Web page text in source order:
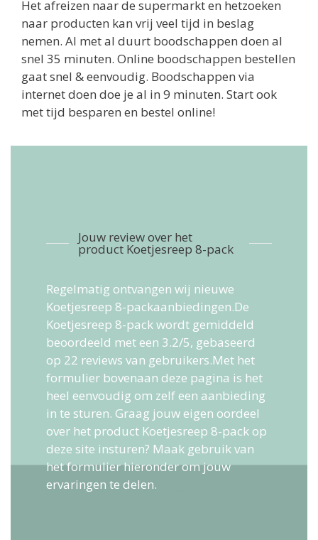
Het afreizen naar de supermarkt en hetzoeken
naar producten kan vrij veel tijd in beslag
nemen. Al met al duurt boodschappen doen al
snel 35 minuten. Online boodschappen bestellen
gaat snel & eenvoudig. Boodschappen via
internet doen doe je al in 9 minuten. Start ook
met tijd besparen en bestel online!
Jouw review over het
product Koetjesreep 8-pack
Regelmatig ontvangen wij nieuwe
Koetjesreep 8-packaanbiedingen.De
Koetjesreep 8-packwordt gemiddeld
beoordeeld met een 3.2/5, gebaseerd
op 22 reviews van gebruikers.Met het
formulier bovenaan deze pagina is het
heel eenvoudig om zelf een aanbieding
in te sturen. Graag jouw eigen oordeel
over het product Koetjesreep 8-pack op
deze site insturen? Maak gebruik van
het formulier hieronder om jouw
ervaringen te delen.